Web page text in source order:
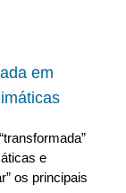
em
e
os principais